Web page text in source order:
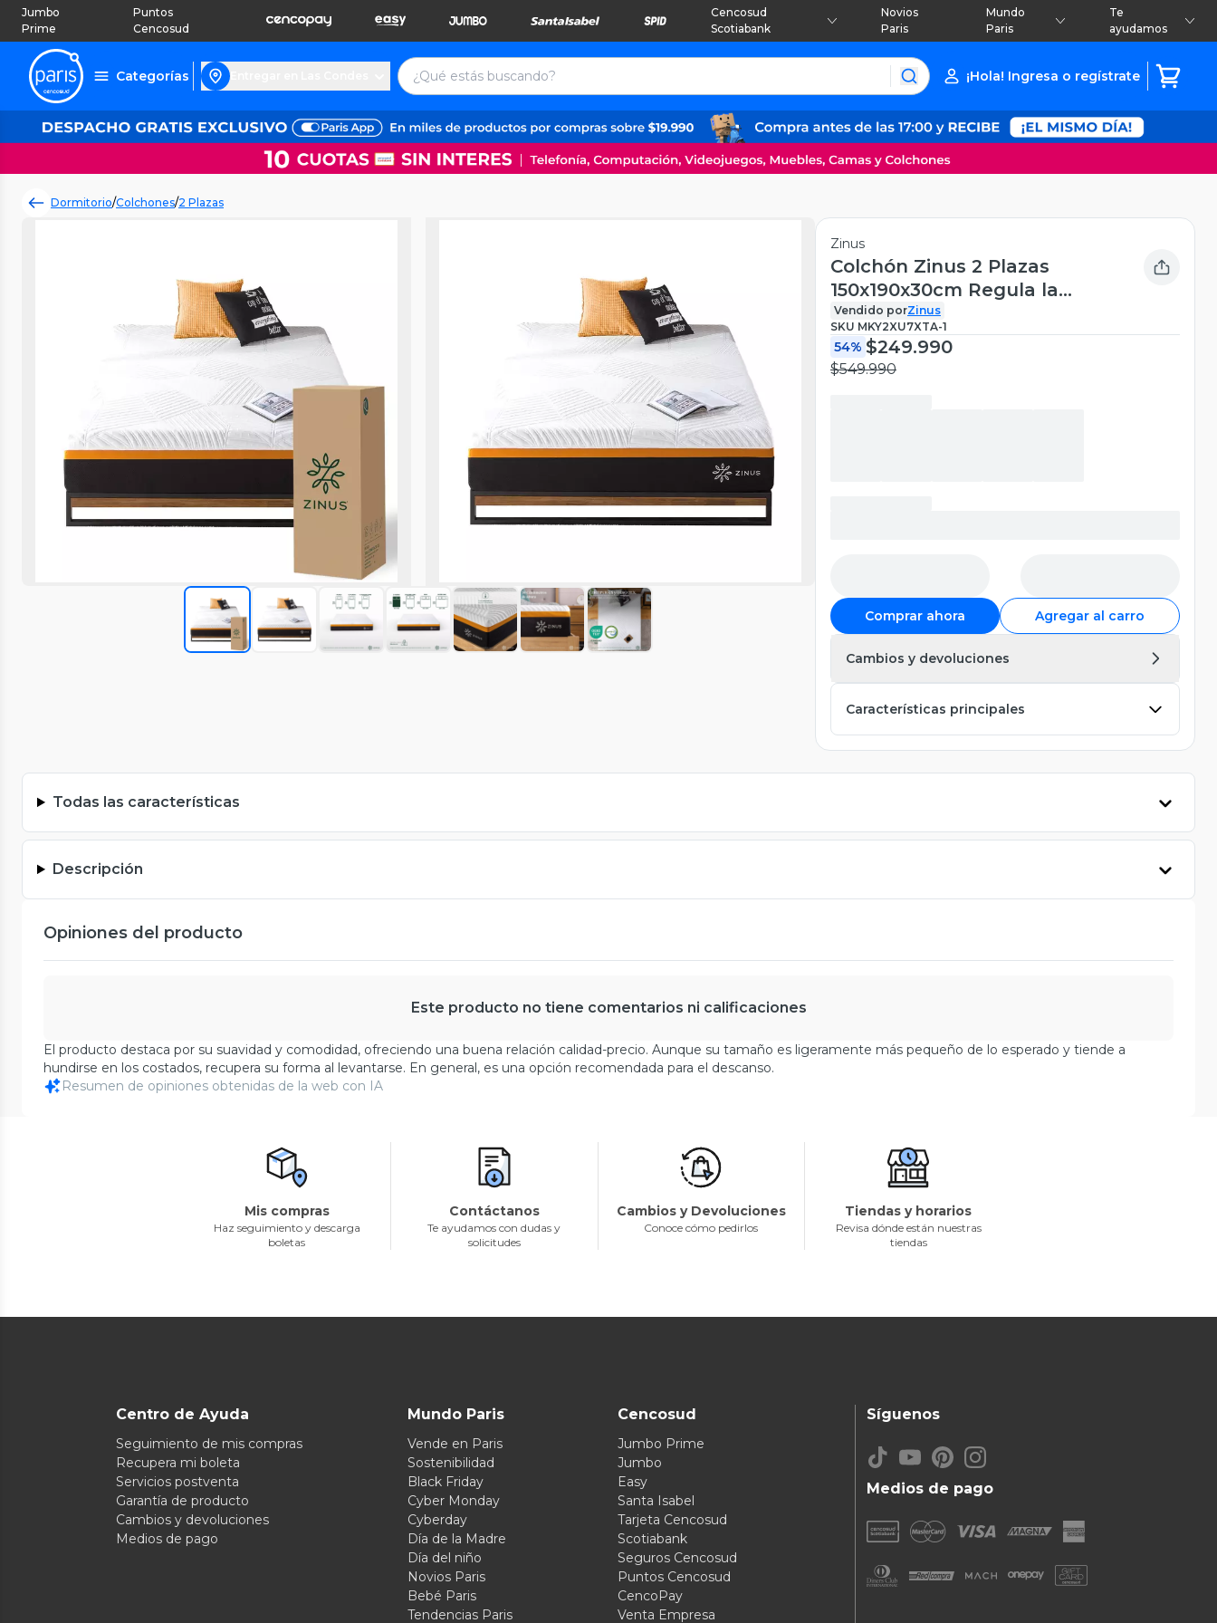
Jumbo
Prime
Puntos
Cencosud
Cencosud
Scotiabank
Novios
Paris
Mundo
Paris
Te
ayudamos
Categorías ¡Hola! Ingresa o regístrate
Dormitorio/Colchones/2 Plazas
Zinus
Colchón Zinus 2 Plazas
150x190x30cm Regula la
Temperatura
Vendido porZinus
SKU MKY2XU7XTA-1
54% $249.990
$549.990
Comprar ahora Agregar al carro
Cambios y devoluciones
Características principales
Todas las características
Descripción
Opiniones del producto
Este producto no tiene comentarios ni calificaciones
El producto destaca por su suavidad y comodidad, ofreciendo una buena relación calidad-precio. Aunque su tamaño es ligeramente más pequeño de lo esperado y tiende a
hundirse en los costados, recupera su forma al levantarse. En general, es una opción recomendada para el descanso.
Resumen de opiniones obtenidas de la web con IA
Mis compras
Haz seguimiento y descarga
boletas
Contáctanos
Te ayudamos con dudas y
solicitudes
Cambios y Devoluciones
Conoce cómo pedirlos
Tiendas y horarios
Revisa dónde están nuestras
tiendas
Centro de Ayuda
Seguimiento de mis compras
Recupera mi boleta
Servicios postventa
Garantía de producto
Cambios y devoluciones
Medios de pago
Mundo Paris
Vende en Paris
Sostenibilidad
Black Friday
Cyber Monday
Cyberday
Día de la Madre
Día del niño
Novios Paris
Bebé Paris
Tendencias Paris
Cencosud
Jumbo Prime
Jumbo
Easy
Santa Isabel
Tarjeta Cencosud
Scotiabank
Seguros Cencosud
Puntos Cencosud
CencoPay
Venta Empresa
Medios de pago
Síguenos